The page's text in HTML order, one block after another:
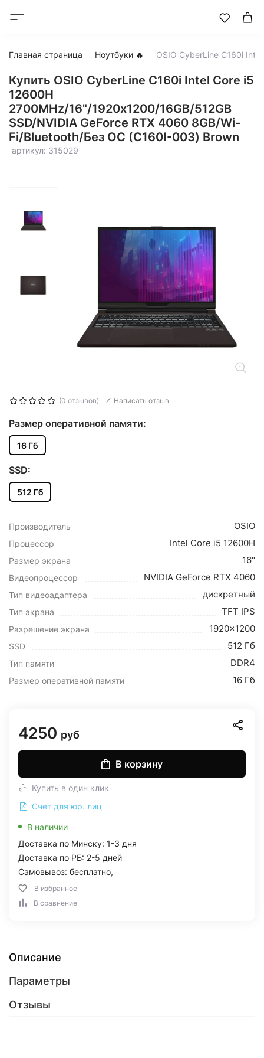
Главная страница Ноутбуки 🔥
Купить OSIO CyberLine C160i Intel Core i5
12600H
2700MHz/16"/1920х1200/16GB/512GB
SSD/NVIDIA GeForce RTX 4060 8GB/Wi-
Fi/Bluetooth/Без ОС (C160I-003) Brown
артикул: 315029
(0 отзывов) Написать отзыв
Размер оперативной памяти:
16 Гб
SSD:
512 Гб
Производитель OSIO
Процессор Intel Core i5 12600H
Размер экрана 16"
Видеопроцессор NVIDIA GeForce RTX 4060
Тип видеоадаптера дискретный
Тип экрана TFT IPS
Разрешение экрана 1920x1200
SSD 512 Гб
Тип памяти DDR4
Размер оперативной памяти 16 Гб
4250 руб
В корзину
Купить в один клик
Счет для юр. лиц
В наличии
Доставка по Минску: 1-3 дня
Доставка по РБ: 2-5 дней
Самовывоз: бесплатно,
В избранное
В сравнение
Описание
Параметры
Отзывы